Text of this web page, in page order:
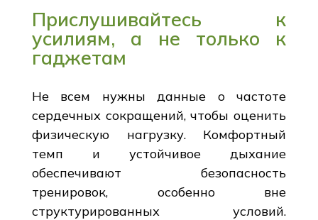
Прислушивайтесь к
усилиям, а не только к
гаджетам
Не всем нужны данные о частоте
сердечных сокращений, чтобы оценить
физическую нагрузку. Комфортный
темп и устойчивое дыхание
обеспечивают безопасность
тренировок, особенно вне
структурированных условий.